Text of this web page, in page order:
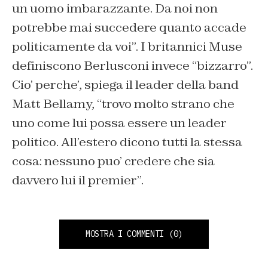
un uomo imbarazzante. Da noi non
potrebbe mai succedere quanto accade
politicamente da voi”. I britannici Muse
definiscono Berlusconi invece “bizzarro”.
Cio’ perche’, spiega il leader della band
Matt Bellamy, “trovo molto strano che
uno come lui possa essere un leader
politico. All’estero dicono tutti la stessa
cosa: nessuno puo’ credere che sia
davvero lui il premier”.
MOSTRA I COMMENTI (0)